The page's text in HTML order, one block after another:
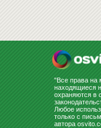
"Все права на
находящиеся
охраняются в
Любое
только с
автора